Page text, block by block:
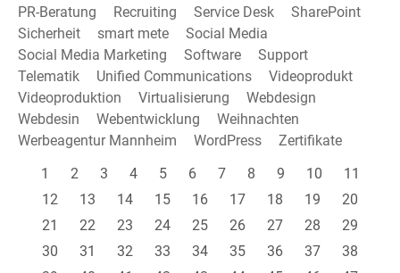
PR-Beratung
Recruiting Service Desk
SharePoint
Sicherheit
smart mete
Social Media
Social Media Marketing
Software
Support
Telematik
Unified Communications
Videoprodukt
Videoproduktion
Virtualisierung
Webdesign
Webdesin
Webentwicklung
Weihnachten
Werbeagentur Mannheim
WordPress
Zertifikate
1
2 3 4 5 6 7 8 9 10
11
12
13 14 15 16 17 18 19
20
21
22 23 24 25 26 27 28
29
30
31 32 33 34 35 36 37
38